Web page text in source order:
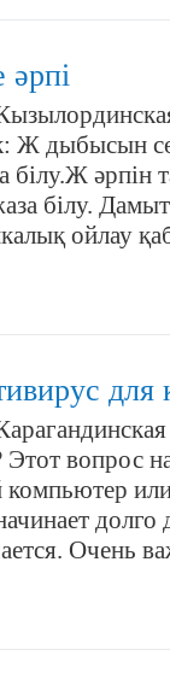
Ж дыбысын
білу.Ж әрпін
білу.
ойлау
для
Этот вопрос
долго
Очень